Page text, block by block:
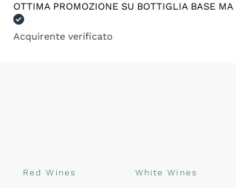
OTTIMA PROMOZIONE SU BOTTIGLIA BASE
Acquirente verificato
Red Wines White Wines